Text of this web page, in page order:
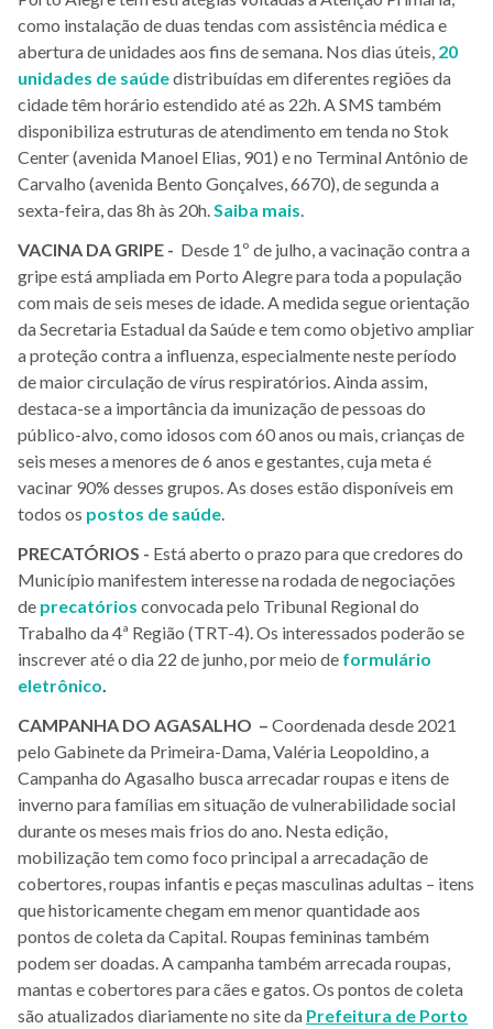
como instalação de duas tendas com assistência médica e
abertura de unidades aos fins de semana. Nos dias úteis, 20
unidades de saúdedistribuídas em diferentes regiões da
cidade têm horário estendido até as 22h. A SMS também
disponibiliza estruturas de atendimento em tenda no Stok
Center (avenida Manoel Elias, 901) e no Terminal Antônio de
Carvalho (avenida Bento Gonçalves, 6670), de segunda a
sexta-feira, das 8h às 20h. Saiba mais
VACINA DA GRIPE - Desde 1º de julho, a vacinação contra a
gripe está ampliada em Porto Alegre para toda a população
com mais de seis meses de idade. A medida segue orientação
da Secretaria Estadual da Saúde e tem como objetivo ampliar
a proteção contra a influenza, especialmente neste período
de maior circulação de vírus respiratórios. Ainda assim,
destaca-se a importância da imunização de pessoas do
público-alvo, como idosos com 60 anos ou mais, crianças de
seis meses a menores de 6 anos e gestantes, cuja meta é
vacinar 90% desses grupos. As doses estão disponíveis em
todos os postos de saúde
PRECATÓRIOS - Está aberto o prazo para que credores do
Município manifestem interesse na rodada de negociações
de precatórios convocada pelo Tribunal Regional do
Trabalho da 4ª Região (TRT-4). Os interessados poderão se
inscrever até o dia 22 de junho, por meio de formulário
eletrônico
CAMPANHA DO AGASALHO – Coordenada desde 2021
pelo Gabinete da Primeira-Dama, Valéria Leopoldino, a
Campanha do Agasalho busca arrecadar roupas e itens de
inverno para famílias em situação de vulnerabilidade social
durante os meses mais frios do ano. Nesta edição,
mobilização tem como foco principal a arrecadação de
cobertores, roupas infantis e peças masculinas adultas – itens
que historicamente chegam em menor quantidade aos
pontos de coleta da Capital. Roupas femininas também
podem ser doadas. A campanha também arrecada roupas,
mantas e cobertores para cães e gatos. Os pontos de coleta
são atualizados diariamente no site da Prefeitura de Porto